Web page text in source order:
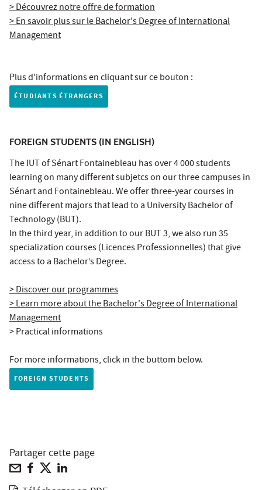
> Découvrez notre offre de formation
> En savoir plus sur le Bachelor's Degree of International
Management
Plus d'informations en cliquant sur ce bouton :
ÉTUDIANTS ÉTRANGERS
FOREIGN STUDENTS (IN ENGLISH)
The IUT of Sénart Fontainebleau has over 4 000 students
learning on many different subjetcs on our three campuses in
Sénart and Fontainebleau. We offer three-year courses in
nine different majors that lead to a University Bachelor of
Technology (BUT).
In the third year, in addition to our BUT 3, we also run 35
specialization courses (Licences Professionnelles) that give
access to a Bachelor’s Degree.
> Discover our programmes
> Learn more about theBachelor's Degree of International
Management
> Practical informations
For more informations, click in the buttom below.
FOREIGN STUDENTS
Partager cette page